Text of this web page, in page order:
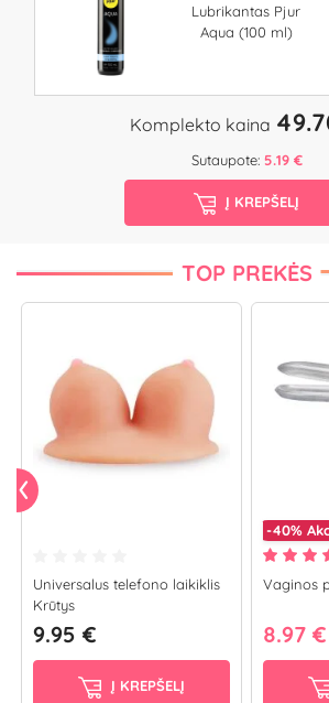
Lubrikantas Pjur
Aqua (100 ml)
Komplekto kaina
Sutaupote: 5.19 €
Į KREPŠELĮ
TOP PREKĖS
Universalus telefono laikiklis
Krūtys
9.95 €
Į KREPŠELĮ
-40%
Vaginos
8.97 €